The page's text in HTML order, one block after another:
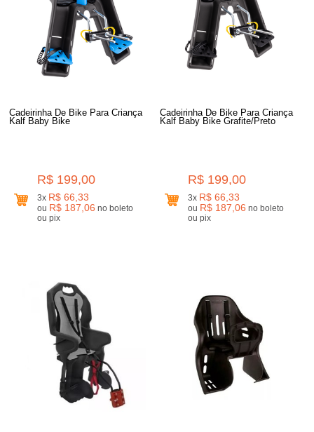
Cadeirinha De Bike Para Criança
Kalf Baby Bike
R$ 199,00
3x R$ 66,33
ou R$ 187,06 no boleto
ou pix
Cadeirinha De Bike Para Criança
Kalf Baby Bike Grafite/Preto
R$ 199,00
3x R$ 66,33
ou R$ 187,06 no boleto
ou pix